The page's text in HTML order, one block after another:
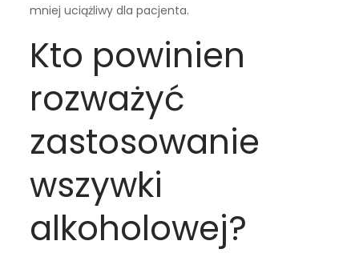
mniej uciążliwy dla pacjenta.
Kto powinien
rozważyć
zastosowanie
wszywki
alkoholowej?